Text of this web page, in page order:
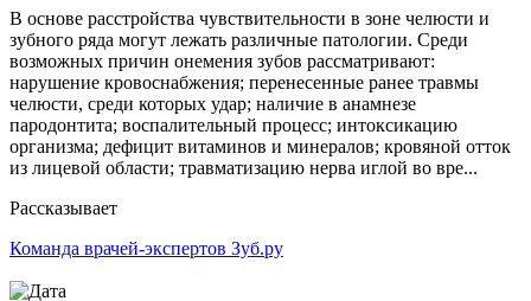
В основе расстройства чувствительности в зоне челюсти и
зубного ряда могут лежать различные патологии. Среди
возможных причин онемения зубов рассматривают:
нарушение кровоснабжения; перенесенные ранее травмы
челюсти, среди которых удар; наличие в анамнезе
пародонтита; воспалительный процесс; интоксикацию
организма; дефицит витаминов и минералов; кровяной отток
из лицевой области; травматизацию нерва иглой во вре...
Рассказывает
Команда врачей-экспертов Зуб.ру